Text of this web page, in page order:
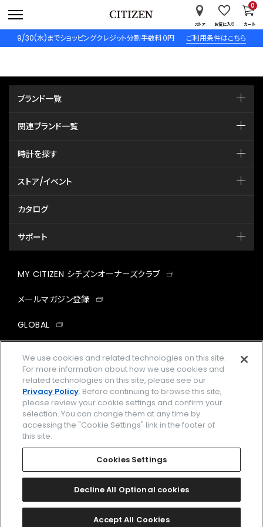
9/30(水)までショッピングクレジット分割手数料０円 ご利用条件はこちら
ストア お気に入り カート
0
ブランド一覧
関連ブランド一覧
時計を探す
ストア/イベント
カタログ
サポート
MY CITIZEN シチズンオーナーズクラブ
メールマガジン登録
GLOBAL
facebookinstagramtwitter
企業情報 ご利用規約
プライバシーポリシー Cookies Settings
Amazon PayはAmazon.com, Inc.またはその関連会社の商標です。
2026 CITIZEN WATCH CO., LTD.
We use cookies and related technologies on this site.
For more information about how we use cookies and
related technologies on this site, please see our
Privacy Policy. Before continuing to browse this site,
please review your cookie settings and confirm your
selection. You can change them at any time by
accessing the "Cookie Settings" link in the footer of
this site.
Cookies Settings
Decline All Optional cookies
Accept All Cookies